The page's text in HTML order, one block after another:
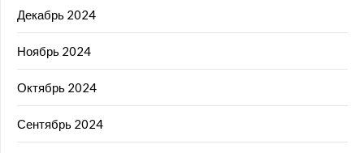
Декабрь 2024
Ноябрь 2024
Октябрь 2024
Сентябрь 2024